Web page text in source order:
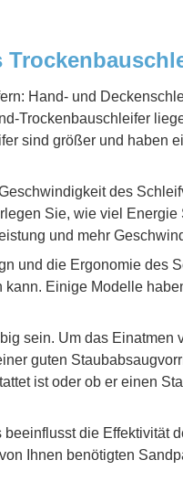
Hand- und
Trockenbauschleifer
sind größer und haben
des
Sie, wie viel Energie
und mehr
und die Ergonomie des
Einige Modelle
sein. Um das Einatmen
guten
ist oder ob er einen
die Effektivität
Ihnen benötigten